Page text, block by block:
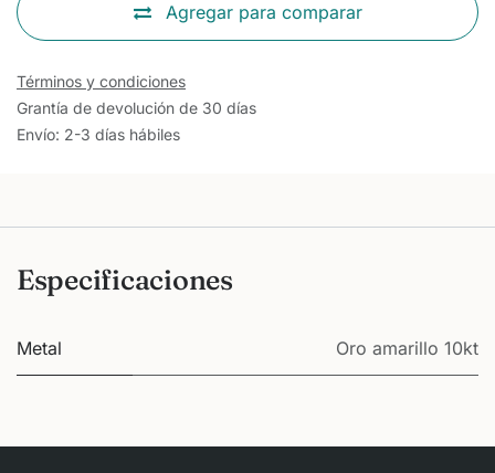
Agregar para comparar
Términos y condiciones
Grantía de devolución de 30 días
Envío: 2-3 días hábiles
Especificaciones
Metal Oro amarillo 10kt